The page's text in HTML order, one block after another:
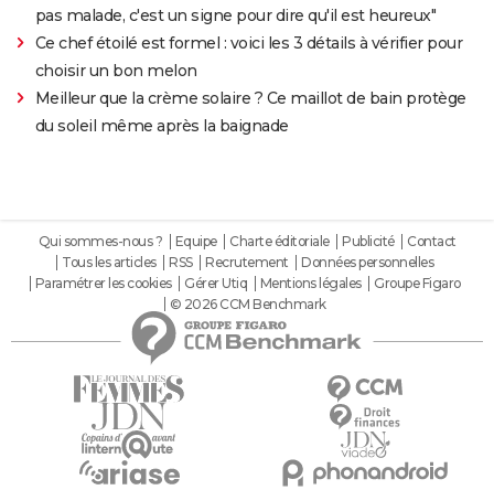
pas malade, c'est un signe pour dire qu'il est heureux"
Ce chef étoilé est formel : voici les 3 détails à vérifier pour
choisir un bon melon
Meilleur que la crème solaire ? Ce maillot de bain protège
du soleil même après la baignade
Qui sommes-nous ? Equipe Charte éditoriale Publicité
Contact
Tous les articles
RSS Recrutement
Données personnelles
Paramétrer les cookies
Gérer Utiq Mentions légales
Groupe Figaro
© 2026 CCM Benchmark